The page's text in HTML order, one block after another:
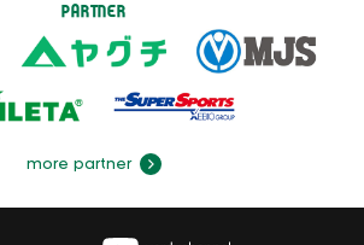
PARTNER
more partner